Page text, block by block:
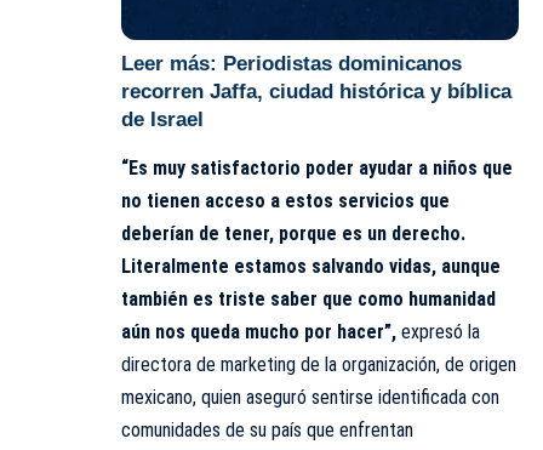
Leer más: Periodistas dominicanos
recorren Jaffa, ciudad histórica y bíblica
de Israel
“Es muy satisfactorio poder ayudar a niños que
no tienen acceso a estos servicios que
deberían de tener, porque es un derecho.
Literalmente estamos salvando vidas, aunque
también es triste saber que como humanidad
aún nos queda mucho por hacer”, expresó la
directora de marketing de la organización, de origen
mexicano, quien aseguró sentirse identificada con
comunidades de su país que enfrentan